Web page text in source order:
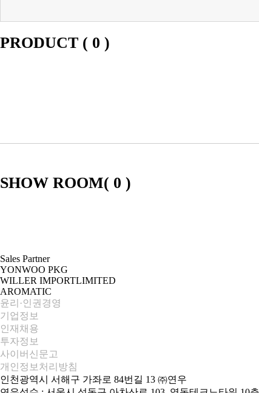
PRODUCT ( 0 )
SHOW ROOM( 0 )
Sales Partner
YONWOO PKG
WILLER IMPORTLIMITED
AROMATIC
윤리·인권경영
기업정보
인재채용
투자정보
사이버신문고
개인정보처리방침
인천광역시 서해구 가좌로 84번길 13 ㈜연우